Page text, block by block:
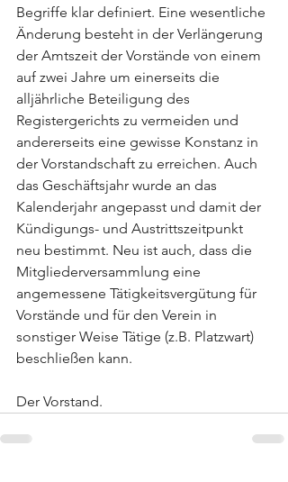
Begriffe klar definiert. Eine wesentliche
Änderung besteht in der Verlängerung
der Amtszeit der Vorstände von einem
auf zwei Jahre um einerseits die
alljährliche Beteiligung des
Registergerichts zu vermeiden und
andererseits eine gewisse Konstanz in
der Vorstandschaft zu erreichen. Auch
das Geschäftsjahr wurde an das
Kalenderjahr angepasst und damit der
Kündigungs- und Austrittszeitpunkt
neu bestimmt. Neu ist auch, dass die
Mitgliederversammlung eine
angemessene Tätigkeitsvergütung für
Vorstände und für den Verein in
sonstiger Weise Tätige (z.B. Platzwart)
beschließen kann.
Der Vorstand.